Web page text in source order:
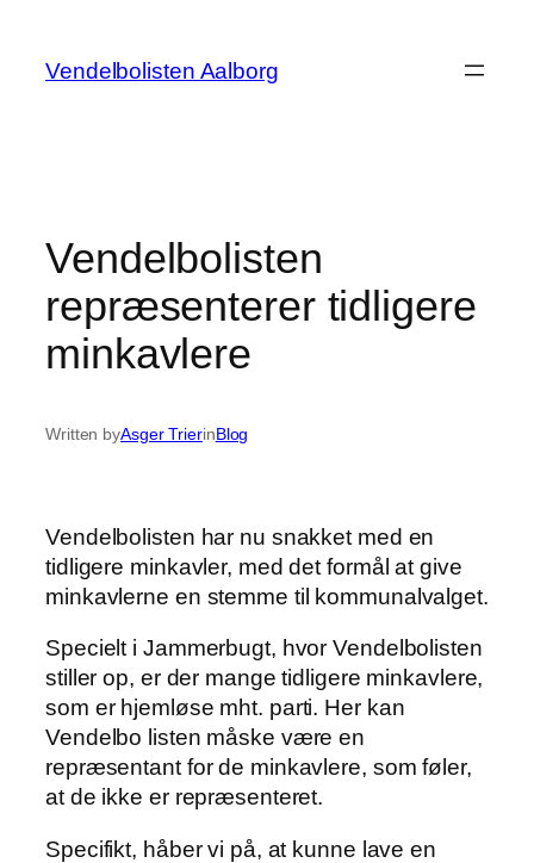
indhold
Vendelbolisten Aalborg
Vendelbolisten
repræsenterer tidligere
minkavlere
Written byAsger TrierinBlog
Vendelbolisten har nu snakket med en
tidligere minkavler, med det formål at give
minkavlerne en stemme til kommunalvalget.
Specielt i Jammerbugt, hvor Vendelbolisten
stiller op, er der mange tidligere minkavlere,
som er hjemløse mht. parti. Her kan
Vendelbo listen måske være en
repræsentant for de minkavlere, som føler,
at de ikke er repræsenteret.
Specifikt, håber vi på, at kunne lave en